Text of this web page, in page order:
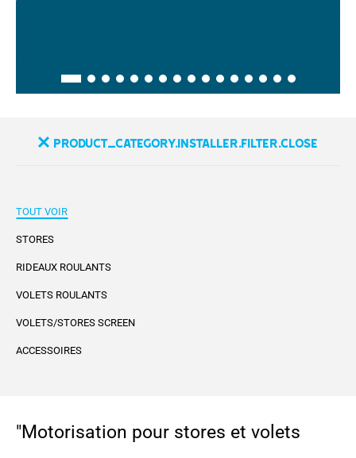
product_category.installer.filter.close
TOUT VOIR
STORES
RIDEAUX ROULANTS
VOLETS ROULANTS
VOLETS/STORES SCREEN
ACCESSOIRES
"Motorisation pour stores et volets